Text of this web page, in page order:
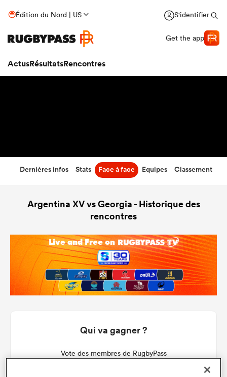
Édition du Nord | US S'identifier
Get the app
ActusRésultatsRencontres
Dernières infos Stats Face à face Equipes Classement
Argentina XV vs Georgia - Historique des
rencontres
Qui va gagner ?
Vote des membres de RugbyPass